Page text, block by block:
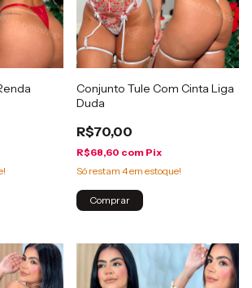
Conjunto Tule Com Cinta Liga
Duda
R$70,00
R$68,60 com Pix
Só restam 4em estoque!
Comprar